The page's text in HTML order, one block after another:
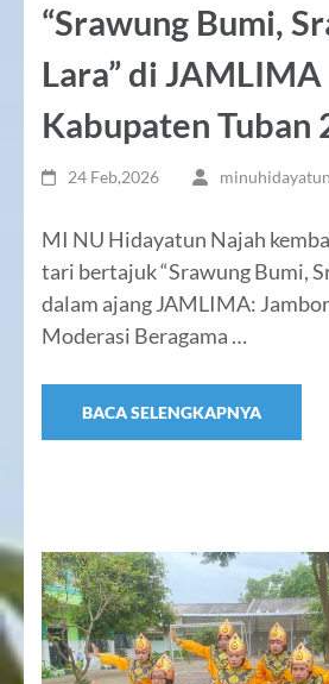
“Srawung Bumi,
Lara” di JAMLIMA
Kabupaten Tuban
24 Feb,2026
MI NU Hidayatun Najah
tari bertajuk “Srawung Bumi,
dalam ajang JAMLIMA:
Moderasi Beragama …
BACA SELENGKAPNYA